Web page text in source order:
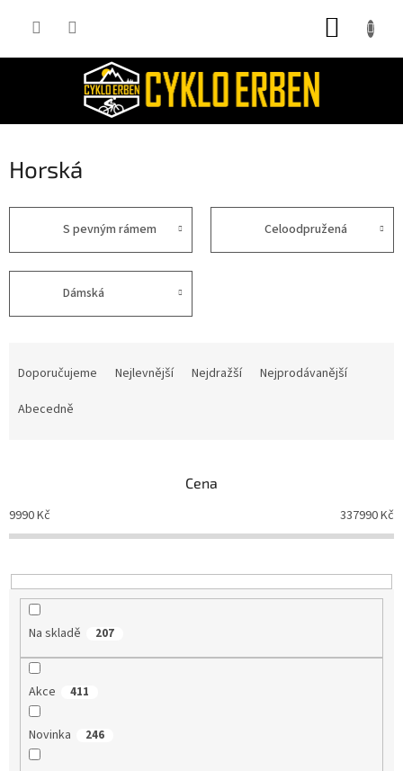
Horská
S pevným rámem Celoodpružená
Dámská
o
d
k
t
Doporučujeme Nejlevnější Nejdražší
Nejprodávanější
Abecedně
Cena
9990Kč 337990Kč
Na skladě 207
Akce 411
Novinka 246